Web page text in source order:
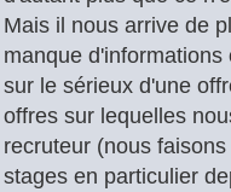
Mais il nous arrive de
manque
sur le sérieux d'une
offres sur lequelles
recruteur (nous
stages en particulier